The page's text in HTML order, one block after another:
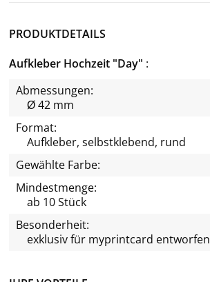
PRODUKTDETAILS
Aufkleber Hochzeit "Day"
Abmessungen:
Ø 42 mm
Format:
Aufkleber, selbstklebend, rund
Gewählte Farbe:
Mindestmenge:
ab 10 Stück
Besonderheit:
exklusiv für myprintcard entworfen